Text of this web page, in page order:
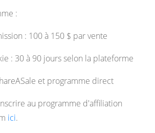
:
: 100 à 150 $ par vente
: 30 à 90 jours selon la plateforme
et programme direct
au programme d'affiliation
ici.